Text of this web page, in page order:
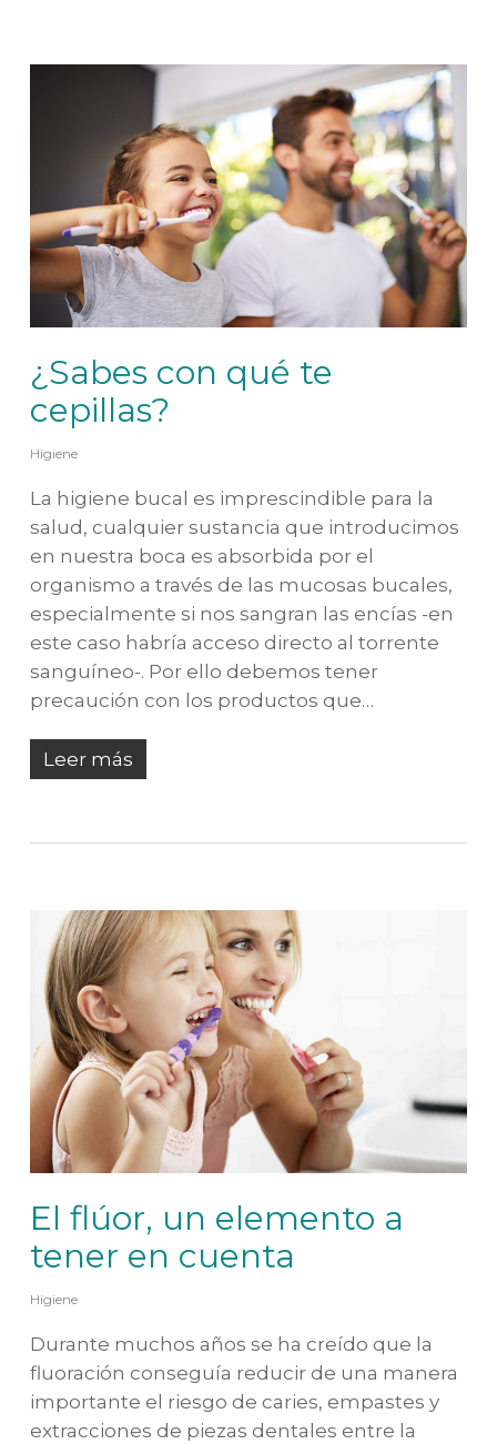
¿Sabes con qué te
cepillas?
Higiene
La higiene bucal es imprescindible para la
salud, cualquier sustancia que introducimos
en nuestra boca es absorbida por el
organismo a través de las mucosas bucales,
especialmente si nos sangran las encías -en
este caso habría acceso directo al torrente
sanguíneo-. Por ello debemos tener
precaución con los productos que…
Leer más
El flúor, un elemento a
tener en cuenta
Higiene
Durante muchos años se ha creído que la
fluoración conseguía reducir de una manera
importante el riesgo de caries, empastes y
extracciones de piezas dentales entre la